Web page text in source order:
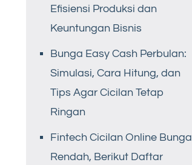
Efisiensi Produksi dan
Keuntungan Bisnis
Bunga Easy Cash Perbulan:
Simulasi, Cara Hitung, dan
Tips Agar Cicilan Tetap
Ringan
Fintech Cicilan Online Bunga
Rendah, Berikut Daftar